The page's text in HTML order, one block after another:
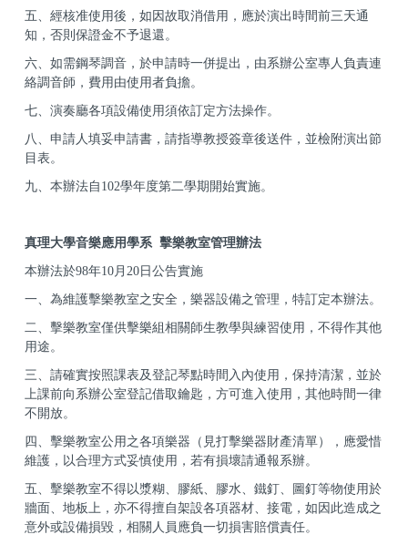
五、經核准使用後，如因故取消借用，應於演出時間前三天通
知，否則 保證金不予退還。
六、如需鋼琴調音，於申請時一併提出，由系辦公室專人負責連
絡調音師，費用由使用者負擔。
七、演奏廳各項設備使用須依訂定方法操作。
八、申請人填妥申請書，請指導教授簽章後送件，並檢附演出節
目表。
九、本辦法自102學年度第二學期開始實施。
真理大學音樂應用學系 擊樂教室管理辦法
本辦法於98年10月20日公告實施
一、為維護擊樂教室之安全，樂器設備之管理，特訂定本辦法。
二、擊樂教室僅供擊樂組相關師生教學與練習使用，不得作其他
用途。
三、請確實按照課表及登記琴點時間入內使用，保持清潔，並於
上課前向系辦公室登記借取鑰匙，方可進入使用，其他時間一律
不開放。
四、擊樂教室公用之各項樂器（見打擊樂器財產清單），應愛惜
維護， 以合理方式妥慎使用，若有損壞請通報系辦。
五、擊樂教室不得以漿糊、膠紙、膠水、鐵釘、圖釘等物使用於
牆面、 地板上，亦不得擅自架設各項器材、接電，如因此造成之
意外或設備損毀，相關人員應負一切損害賠償責任。